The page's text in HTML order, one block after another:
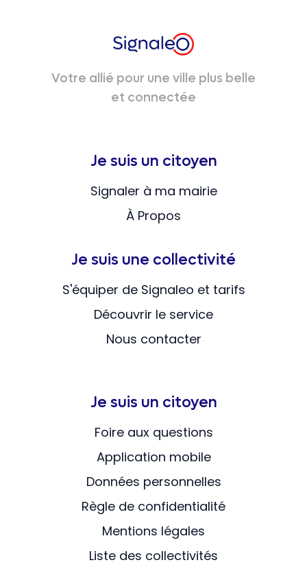
Votre allié pour une ville plus belle
et connectée
Je suis un citoyen
Signaler à ma mairie
À Propos
Je suis une collectivité
S'équiper de Signaleo et tarifs
Découvrir le service
Nous contacter
Je suis un citoyen
Foire aux questions
Application mobile
Données personnelles
Règle de confidentialité
Mentions légales
Liste des collectivités